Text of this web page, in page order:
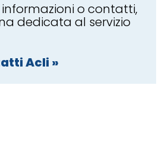
o contatti,
dedicata al servizio
Acli »